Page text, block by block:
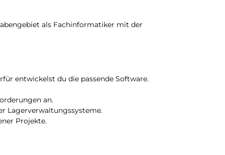
als Fachinformatiker mit der
entwickelst du die passende Software.
an.
Lagerverwaltungssysteme.
Projekte.